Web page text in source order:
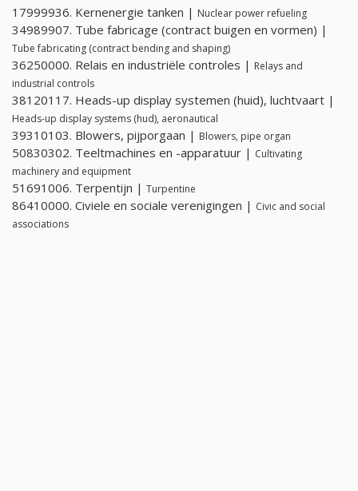
17999936. Kernenergie tanken | Nuclear power refueling
34989907. Tube fabricage (contract buigen en vormen) |
Tube fabricating (contract bending and shaping)
36250000. Relais en industriële controles | Relays and
industrial controls
38120117. Heads-up display systemen (huid), luchtvaart |
Heads-up display systems (hud), aeronautical
39310103. Blowers, pijporgaan | Blowers, pipe organ
50830302. Teeltmachines en -apparatuur | Cultivating
machinery and equipment
51691006. Terpentijn | Turpentine
86410000. Civiele en sociale verenigingen | Civic and social
associations